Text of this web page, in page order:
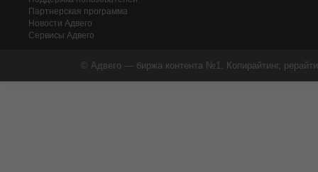
Партнерская программа
Новости Адвего
Сервисы Адвего
© Адвего — биржа контента №1. Копирайтинг,